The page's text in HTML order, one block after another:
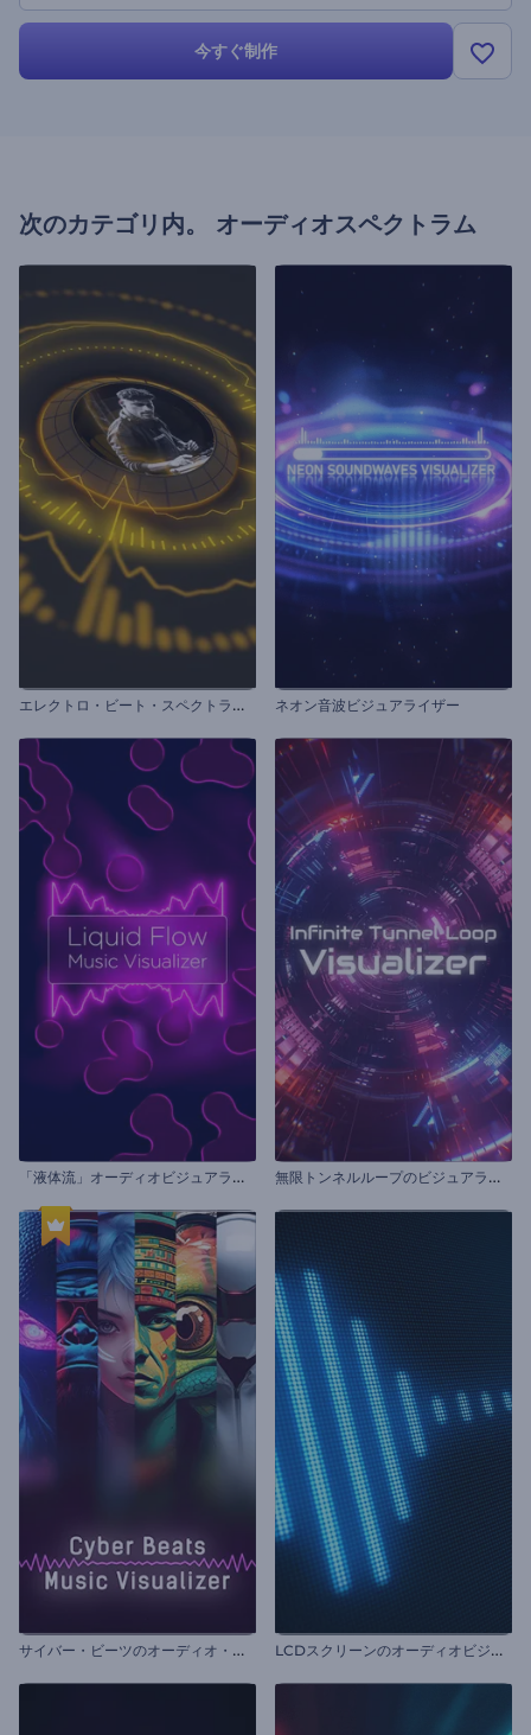
今すぐ制作
次のカテゴリ内。 オーディオスペクトラム
エ
レクトロ・ビート・スペクトラムのビジュアライザー ネオン音波ビジュアライザー
「
液体流」オーディオビジュアライザー 無
限トンネルループのビジュアライザー
サ
イバー・ビーツのオーディオ・ビジュアライザー L
CDスクリーンのオーディオビジュアライザー